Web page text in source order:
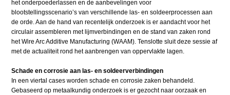
het onderpoederlassen en de aanbevelingen voor
blootstellingsscenario’s van verschillende las- en soldeerprocessen aan
de orde. Aan de hand van recentelijk onderzoek is er aandacht voor het
circulair assembleren met lijmverbindingen en de stand van zaken rond
het Wire Arc Additive Manufacturing (WAAM). Tenslotte sluit deze sessie af
met de actualiteit rond het aanbrengen van oppervlakte lagen.
Schade en corrosie aan las- en soldeerverbindingen
In een viertal cases worden schade en corrosie zaken behandeld.
Gebaseerd op metaalkundig onderzoek is er gezocht naar oorzaak en